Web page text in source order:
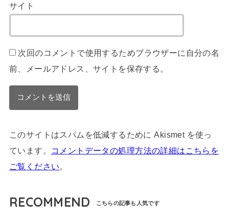
サイト
次回のコメントで使用するためブラウザーに自分の名
前、メールアドレス、サイトを保存する。
このサイトはスパムを低減するために Akismet を使っ
ています。
コメントデータの処理方法の詳細はこちらを
ご覧ください。
RECOMMEND